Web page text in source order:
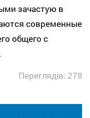
зачастую в
современные
общего с
Переглядів: 278